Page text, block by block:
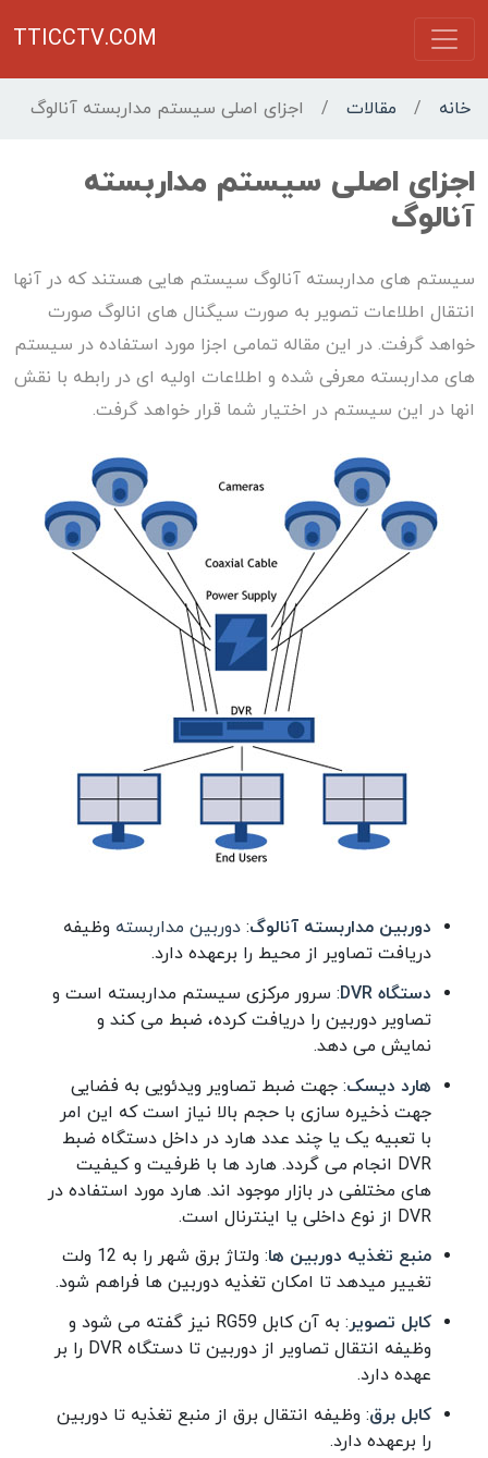
TTICCTV.COM
خانه / مقالات / اجزای اصلی سیستم مداربسته آنالوگ
اجزای اصلی سیستم مداربسته
آنالوگ
سیستم های مداربسته آنالوگ سیستم هایی هستند که در آنها
انتقال اطلاعات تصویر به صورت سیگنال های انالوگ صورت
خواهد گرفت. در این مقاله تمامی اجزا مورد استفاده در سیستم
های مداربسته معرفی شده و اطلاعات اولیه ای در رابطه با نقش
انها در این سیستم در اختیار شما قرار خواهد گرفت.
دوربین مداربسته آنالوگ: دوربین مداربسته وظیفه
دریافت تصاویر از محیط را برعهده دارد.
دستگاه DVR
: سرور مرکزی سیستم مداربسته است و
تصاویر دوربین را دریافت کرده، ضبط می کند و
نمایش می دهد.
هارد دیسک: جهت ضبط تصاویر ویدئویی به فضایی
جهت ذخیره سازی با حجم بالا نیاز است که این امر
با تعبیه یک یا چند عدد هارد در داخل دستگاه ضبط
DVR انجام می گردد. هارد ها با ظرفیت و کیفیت
های مختلفی در بازار موجود اند. هارد مورد استفاده در
DVR از نوع داخلی یا اینترنال است.
منبع تغذیه دوربین ها
: ولتاژ برق شهر را به 12 ولت
تغییر میدهد تا امکان تغذیه دوربین ها فراهم شود.
کابل تصویر
: به آن کابل RG59 نیز گفته می شود و
وظیفه انتقال تصاویر از دوربین تا دستگاه DVR را بر
عهده دارد.
کابل برق: وظیفه انتقال برق از منبع تغذیه تا دوربین
را برعهده دارد.